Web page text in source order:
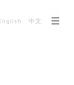
中文